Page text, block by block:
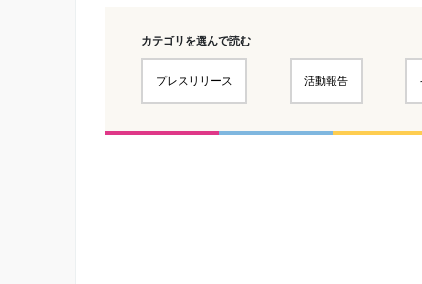
カテゴリを選んで読む
プレスリリース 活動報告